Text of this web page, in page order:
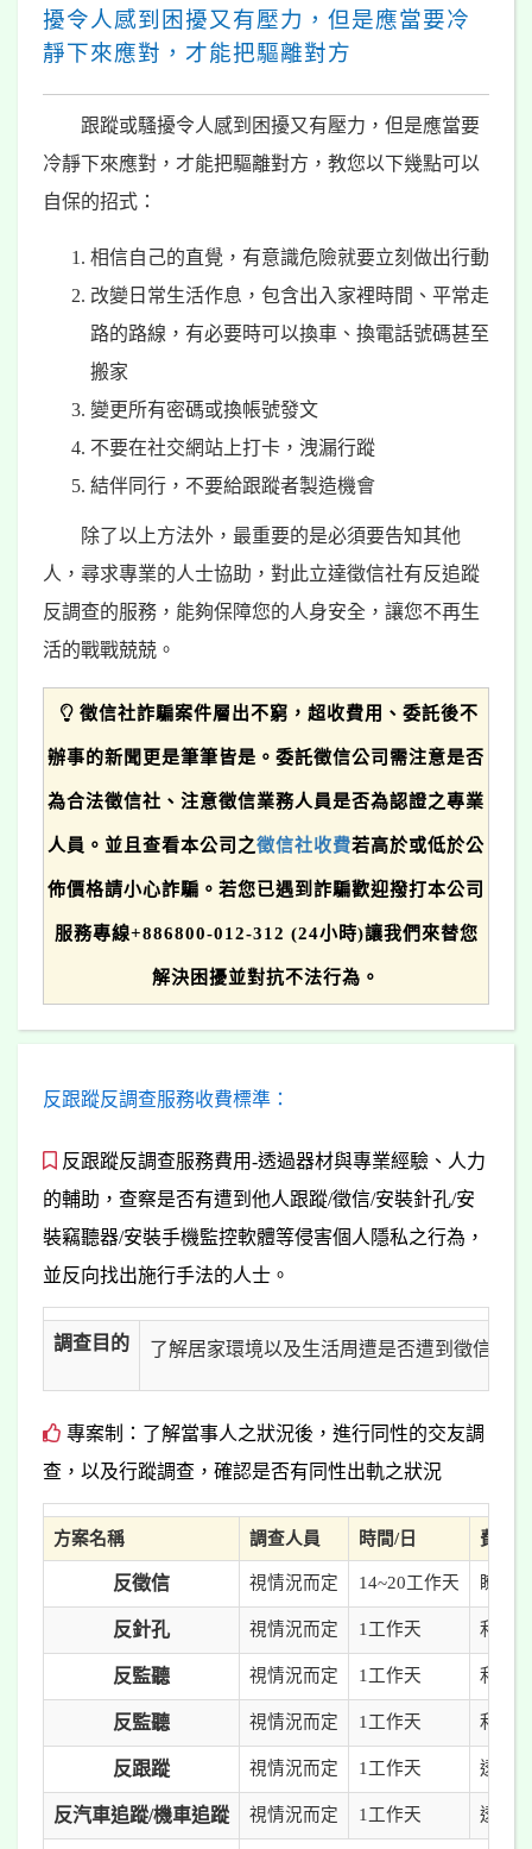
擾令人感到困擾又有壓力，但是應當要冷
靜下來應對，才能把驅離對方
跟蹤或騷擾令人感到困擾又有壓力，但是應當要
冷靜下來應對，才能把驅離對方，教您以下幾點可以
自保的招式：
相信自己的直覺，有意識危險就要立刻做出行動
改變日常生活作息，包含出入家裡時間、平常走
路的路線，有必要時可以換車、換電話號碼甚至
搬家
變更所有密碼或換帳號發文
不要在社交網站上打卡，洩漏行蹤
結伴同行，不要給跟蹤者製造機會
除了以上方法外，最重要的是必須要告知其他
人，尋求專業的人士協助，對此立達徵信社有反追蹤
反調查的服務，能夠保障您的人身安全，讓您不再生
活的戰戰兢兢。
徵信社詐騙案件層出不窮，超收費用、委託後不
辦事的新聞更是筆筆皆是。委託徵信公司需注意是否
為合法徵信社、注意徵信業務人員是否為認證之專業
人員。並且查看本公司之徵信社收費若高於或低於公
佈價格請小心詐騙。若您已遇到詐騙歡迎撥打本公司
服務專線+886800-012-312 (24小時)讓我們來替您
解決困擾並對抗不法行為。
反跟蹤反調查服務收費標準：
反跟蹤反調查服務費用-透過器材與專業經驗、人力
的輔助，查察是否有遭到他人跟蹤/徵信/安裝針孔/安
裝竊聽器/安裝手機監控軟體等侵害個人隱私之行為，
並反向找出施行手法的人士。
調查目的 了解居家環境以及生活周遭是否遭到徵信手
專案制：了解當事人之狀況後，進行同性的交友調
查，以及行蹤調查，確認是否有同性出軌之狀況
方案名稱 調查人員 時間/日 費用
反徵信 視情況而定 14~20工作天 瞭解
反針孔 視情況而定 1工作天 利用
反監聽 視情況而定 1工作天 利用
反監聽 視情況而定 1工作天 利用
反跟蹤 視情況而定 1工作天 透過
反汽車追蹤/機車追蹤 視情況而定 1工作天 透過